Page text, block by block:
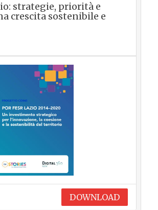
strategie, priorità e
crescita sostenibile e
DOWNLOAD